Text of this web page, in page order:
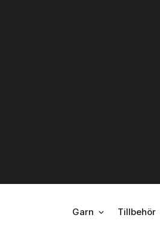
Garn ÖPPNA GARN
Tillbehör